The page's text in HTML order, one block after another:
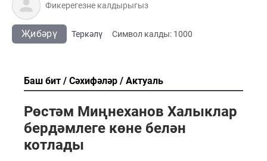
Җибәрү Теркәлү Cимвол калды: 1000
Баш бит Сәхифәләр Актуаль
Рөстәм Миңнеханов Халыклар
бердәмлеге көне белән
котлады